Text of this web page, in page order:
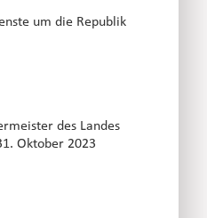
um die Republik
des Landes
Oktober 2023